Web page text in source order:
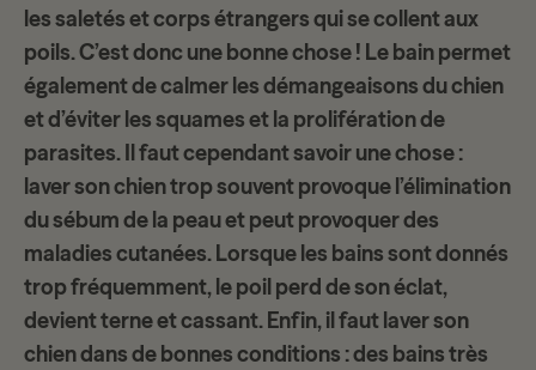
les saletés et corps étrangers qui se collent aux
poils. C’est donc une bonne chose ! Le bain permet
également de calmer les démangeaisons du chien
et d’éviter les squames et la prolifération de
parasites. Il faut cependant savoir une chose :
laver son chien trop souvent provoque l’élimination
du sébum de la peau et peut provoquer des
maladies cutanées. Lorsque les bains sont donnés
trop fréquemment, le poil perd de son éclat,
devient terne et cassant. Enfin, il faut laver son
chien dans de bonnes conditions : des bains très